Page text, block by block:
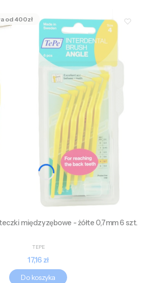
międzyzębowe - żółte 0,7mm 6 szt.
TEPE
Cena
17,16 zł
Do koszyka